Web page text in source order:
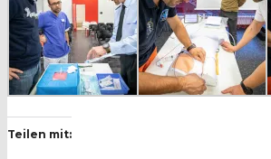
Teilen mit: